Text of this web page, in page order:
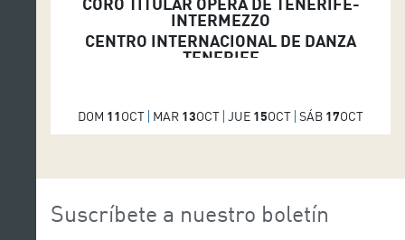
INTERMEZZO
CENTRO INTERNACIONAL DE DANZA
TENERIFE
DOM 11OCT MAR 13OCT JUE 15OCT SÁB 17OCT
Suscríbete a nuestro boletín